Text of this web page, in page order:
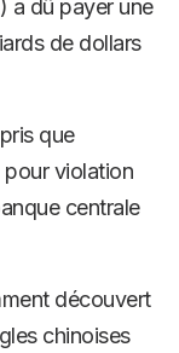
a dû payer une
de dollars
que
pour violation
centrale
découvert
chinoises